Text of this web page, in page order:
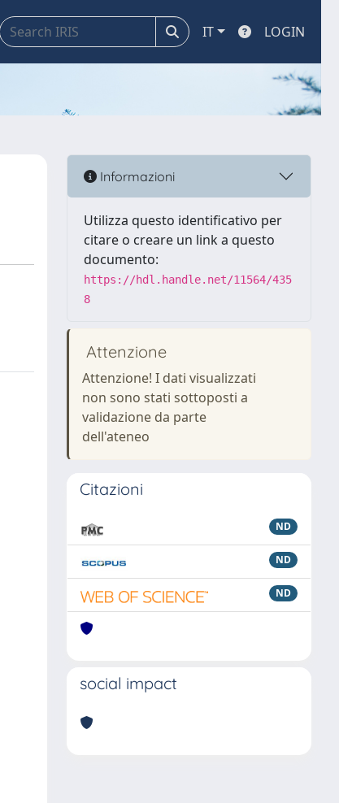
IT LOGIN
Informazioni
Utilizza questo identificativo per
citare o creare un link a questo
documento:
https://hdl.handle.net/11564/435
8
Attenzione
Attenzione! I dati visualizzati
non sono stati sottoposti a
validazione da parte
dell'ateneo
Citazioni
ND
ND
ND
social impact